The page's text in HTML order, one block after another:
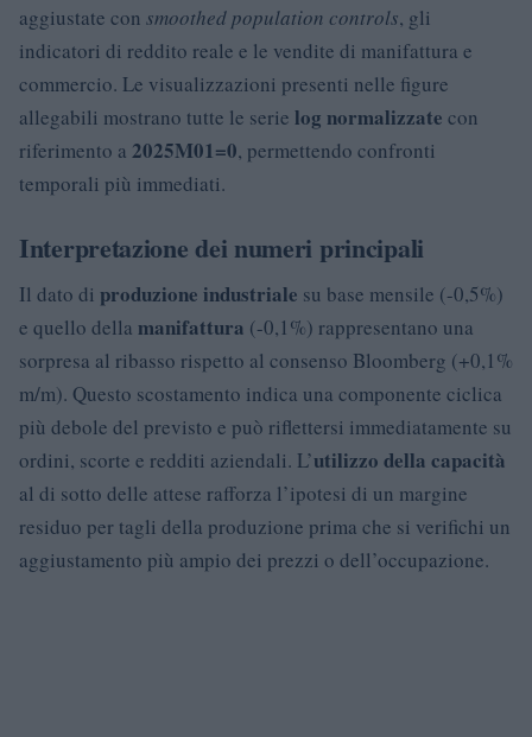
aggiustate con smoothed population controls, gli
indicatori di reddito reale e le vendite di manifattura e
commercio. Le visualizzazioni presenti nelle figure
allegabili mostrano tutte le serie log normalizzate con
riferimento a 2025M01=0, permettendo confronti
temporali più immediati.
Interpretazione dei numeri principali
Il dato di produzione industriale su base mensile (-0,5%)
e quello della manifattura (-0,1%) rappresentano una
sorpresa al ribasso rispetto al consenso Bloomberg (+0,1%
m/m). Questo scostamento indica una componente ciclica
più debole del previsto e può riflettersi immediatamente su
ordini, scorte e redditi aziendali. L’utilizzo della capacità
al di sotto delle attese rafforza l’ipotesi di un margine
residuo per tagli della produzione prima che si verifichi un
aggiustamento più ampio dei prezzi o dell’occupazione.